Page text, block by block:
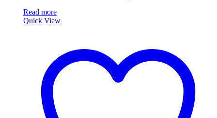
Read more
Quick View